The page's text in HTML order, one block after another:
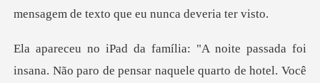
mensagem de tex